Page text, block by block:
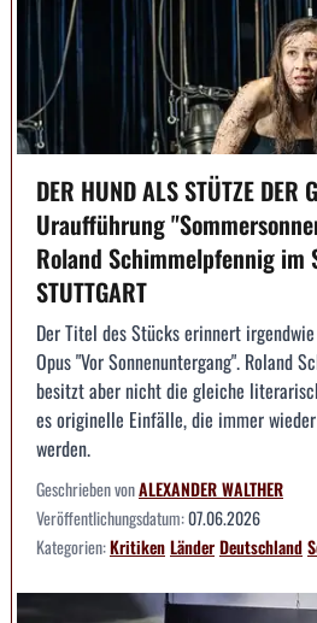
DER HUND ALS STÜTZE DER
Uraufführung
Roland Schimmelpfennig im
STUTTGART
Der Titel des Stücks erinnert
Opus "Vor Sonnenuntergang". Roland
besitzt aber nicht die gleiche
es originelle Einfälle, die immer
werden.
Geschrieben vonALEXANDER WALTHER
Veröffentlichungsdatum:07.06.2026
Kategorien:KritikenLänderDeutschland